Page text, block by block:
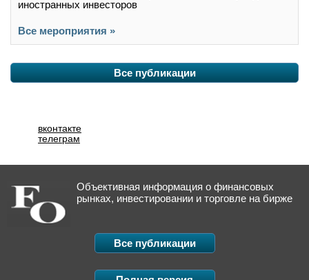
иностранных инвесторов
Все мероприятия »
Все публикации
вконтакте
телеграм
Объективная информация о финансовых
рынках, инвестировании и торговле на бирже
Все публикации